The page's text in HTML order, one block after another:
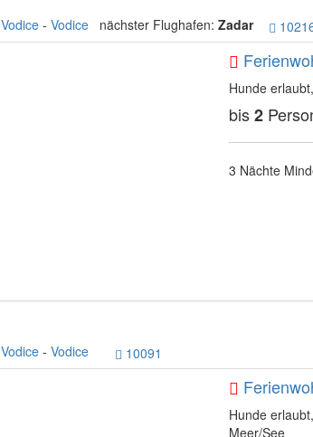
Vodice - Vodice nächster Flughafen: Zadar
Hunde
bis2
3 Nächte
Vodice - Vodice 10091
Hunde
Meer/See